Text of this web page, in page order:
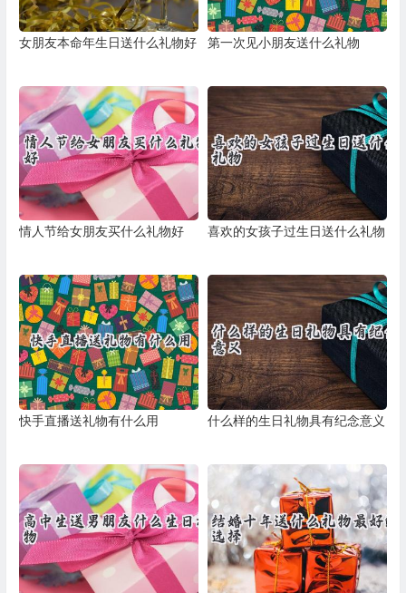
女朋友本命年生日送什么礼物好 第一次见小朋友送什么礼物
情人节给女朋友买什么礼物好 喜欢的女孩子过生日送什么礼物
快手直播送礼物有什么用 什么样的生日礼物具有纪念意义